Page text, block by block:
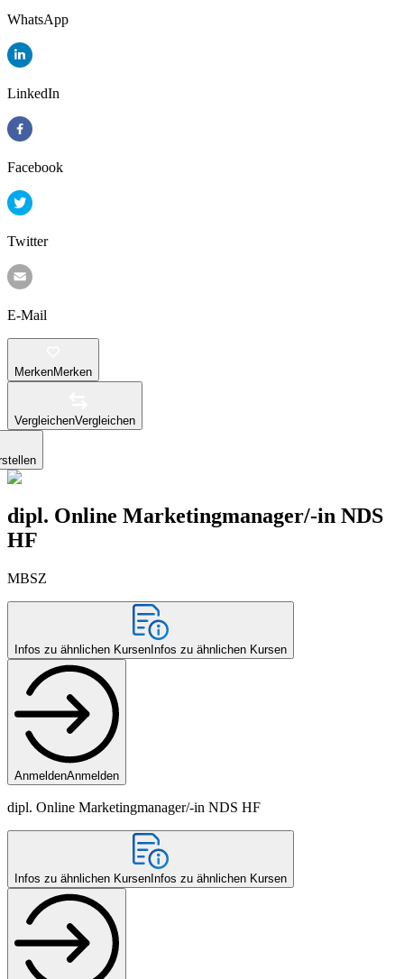
WhatsApp
LinkedIn
Facebook
Twitter
E-Mail
MerkenMerken
VergleichenVergleichen
dipl. Online Marketingmanager/-in NDS
HF
MBSZ
Infos zu ähnlichen Kursen Infos zu ähnlichen Kursen
AnmeldenAnmelden
dipl. Online Marketingmanager/-in NDS HF
Infos zu ähnlichen Kursen Infos zu ähnlichen Kursen